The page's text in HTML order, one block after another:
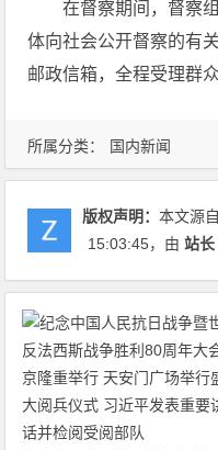
所属分类： 国内新闻
在督察期间，督察
体向社会公开督察的有
邮政信箱，全程受理群
版权声明：本文源
15:03:45，由站长